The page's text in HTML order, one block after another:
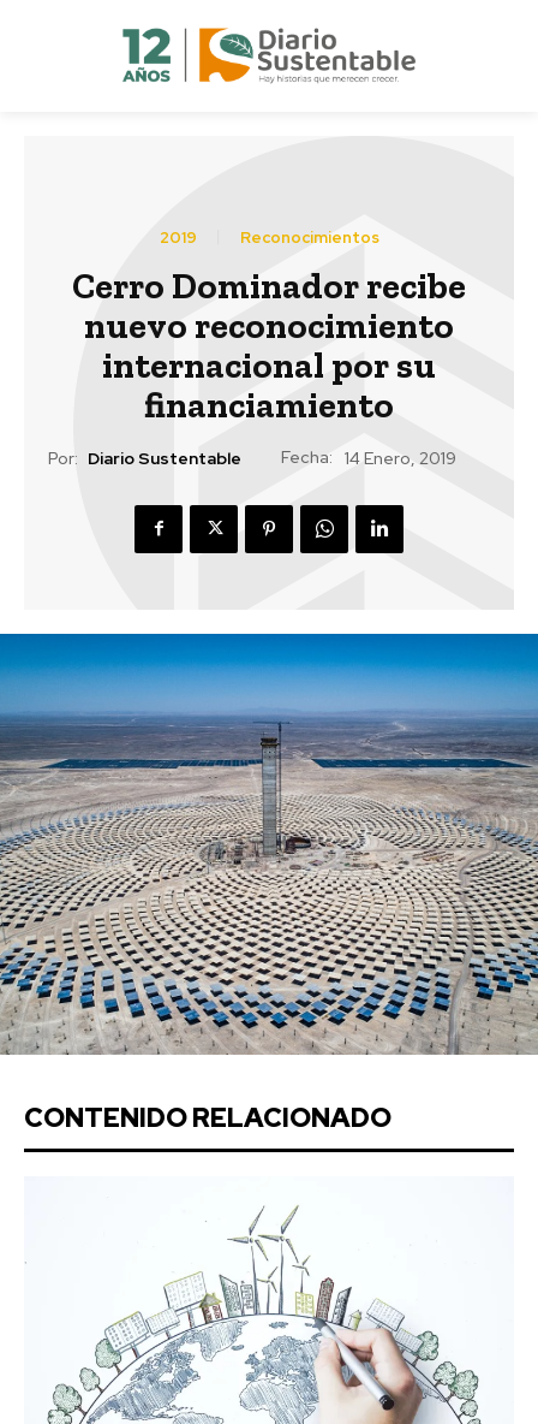
2019 Reconocimientos
Cerro Dominador recibe
nuevo reconocimiento
internacional por su
financiamiento
Por: Diario Sustentable Fecha: 14 Enero, 2019
CONTENIDO RELACIONADO